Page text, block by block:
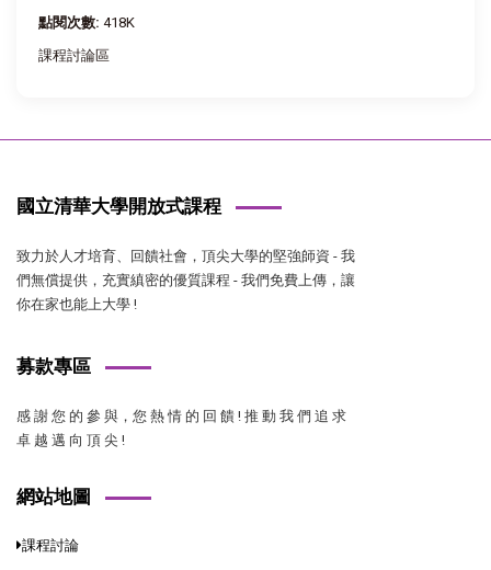
點閱次數: 418K
課程討論區
國立清華大學開放式課程
致力於人才培育、回饋社會，頂尖大學的堅強師資 - 我
們無償提供，充實縝密的優質課程 - 我們免費上傳，讓
你在家也能上大學 !
募款專區
感 謝 您 的 參 與，您 熱 情 的 回 饋 ! 推 動 我 們 追 求
卓 越 邁 向 頂 尖 !
網站地圖
課程討論